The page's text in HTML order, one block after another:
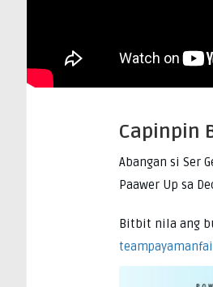
Capinpin
Abangan si Ser
Paawer Up sa
Bitbit nila ang